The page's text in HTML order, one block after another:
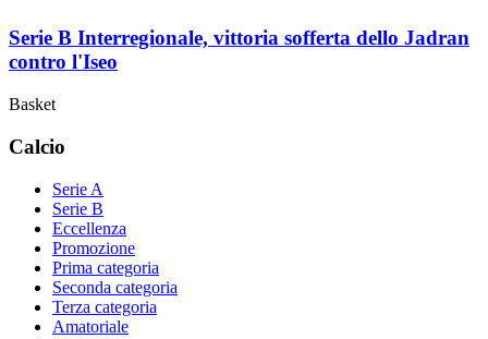
Serie B Interregionale, vittoria sofferta dello Jadran
contro l'Iseo
Basket
Calcio
Serie A
Serie B
Eccellenza
Promozione
Prima categoria
Seconda categoria
Terza categoria
Amatoriale